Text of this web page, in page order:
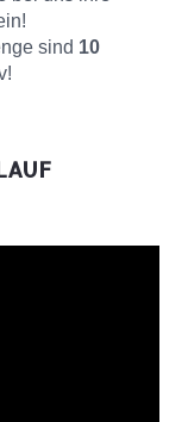
sind 10